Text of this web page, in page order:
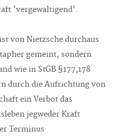
'vergewaltigend'.
von Nietzsche durchaus
gemeint, sondern
wie in StGB §177,178
durch die Aufrichtung von
ein Verbot das
jegweder Kraft
Terminus